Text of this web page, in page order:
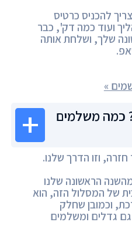
להכניס כרטיס
ועוד כמה דק', כבר
שלך, ושלחת אותה
»
כמה משלמים
וזו הדרך שלנו.
מהשנה הראשונה שלנו
של המסלול הזה, הוא
וכמובן שחלק
גדלים ומשלמים